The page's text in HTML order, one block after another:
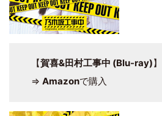
【賀喜&田村工事中 (Blu-ray)】
⇒ Amazonで購入